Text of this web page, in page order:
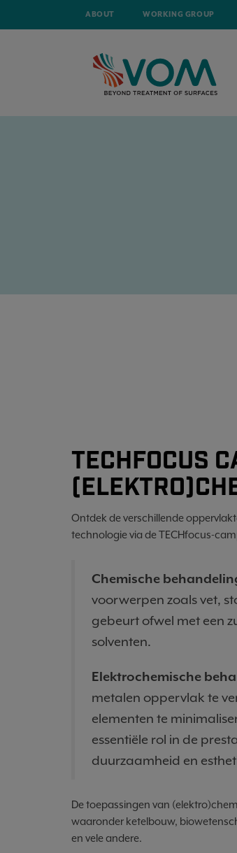
ABOUT WORKING GROUP
TECHNICAL ARTICLES
TECHFOCUS
Ontdek de verschillende
technologie via de TECHfocus-
Chemische
voorwerpen zoals vet,
gebeurt ofwel met een
solventen.
Elektrochemische
metalen oppervlak te
elementen te
essentiële rol in de
duurzaamheid en
De toepassingen van
waaronder ketelbouw,
en vele andere.